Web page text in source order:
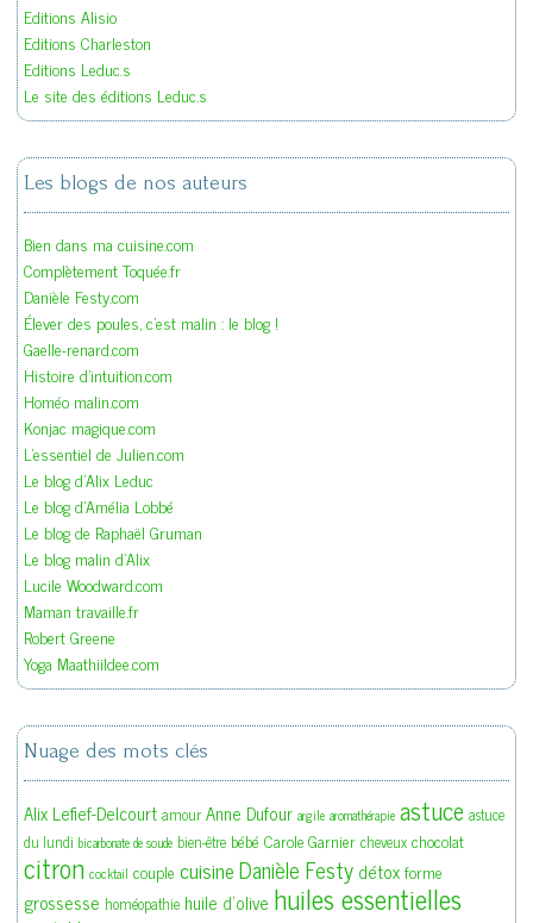
Editions Alisio
Editions Charleston
Editions Leduc.s
Le site des éditions Leduc.s
Les blogs de nos auteurs
Bien dans ma cuisine.com
Complètement Toquée.fr
Danièle Festy.com
Élever des poules, c'est malin : le blog !
Gaelle-renard.com
Histoire d'intuition.com
Homéo malin.com
Konjac magique.com
L'essentiel de Julien.com
Le blog d'Alix Leduc
Le blog d'Amélia Lobbé
Le blog de Raphaël Gruman
Le blog malin d'Alix
Lucile Woodward.com
Maman travaille.fr
Robert Greene
Yoga Maathiildee.com
Nuage des mots clés
Alix Lefief-Delcourt amour Anne Dufour argile aromathérapie astuce astuce
du lundi bicarbonate de soude bien-être bébé Carole Garnier cheveux chocolat
citron cocktail couple cuisineDanièle Festy détoxforme
grossesse homéopathie huile d'olive huiles essentielles